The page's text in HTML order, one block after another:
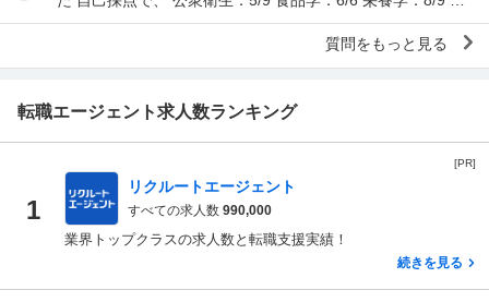
品衛生：10/15 調理理...
質問をもっと見る
転職エージェント求人数ランキング
[PR]
1
リクルートエージェント
すべての求人数 990,000
業界トップクラスの求人数と転職支援実績！
続きを見る